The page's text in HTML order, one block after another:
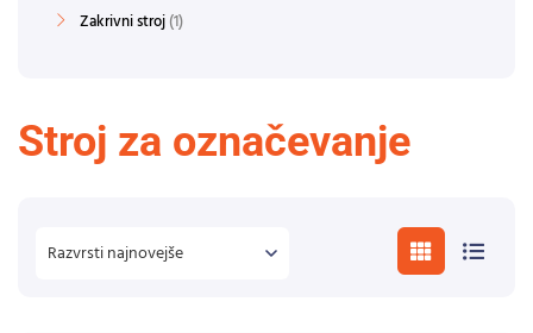
Stroj za označevanje
Zakrivni stroj 1